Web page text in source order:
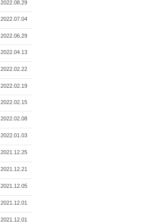
2022.08.29
2022.07.04
2022.06.29
2022.04.13
2022.02.22
2022.02.19
2022.02.15
2022.02.08
2022.01.03
2021.12.25
2021.12.21
2021.12.05
2021.12.01
2021.12.01